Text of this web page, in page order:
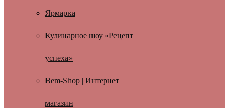
Ярмарка
Кулинарное шоу «Рецепт
успеха»
Bem-Shop | Интернет
магазин